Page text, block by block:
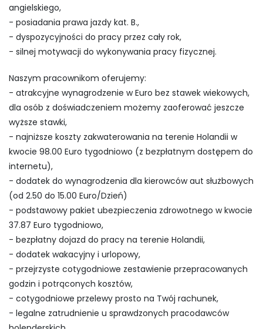
angielskiego,
- posiadania prawa jazdy kat. B.,
- dyspozycyjności do pracy przez cały rok,
- silnej motywacji do wykonywania pracy fizycznej.
Naszym pracownikom oferujemy:
- atrakcyjne wynagrodzenie w Euro bez stawek wiekowych,
dla osób z doświadczeniem możemy zaoferować jeszcze
wyższe stawki,
- najniższe koszty zakwaterowania na terenie Holandii w
kwocie 98.00 Euro tygodniowo (z bezpłatnym dostępem do
internetu),
- dodatek do wynagrodzenia dla kierowców aut służbowych
(od 2.50 do 15.00 Euro/Dzień)
- podstawowy pakiet ubezpieczenia zdrowotnego w kwocie
37.87 Euro tygodniowo,
- bezpłatny dojazd do pracy na terenie Holandii,
- dodatek wakacyjny i urlopowy,
- przejrzyste cotygodniowe zestawienie przepracowanych
godzin i potrąconych kosztów,
- cotygodniowe przelewy prosto na Twój rachunek,
- legalne zatrudnienie u sprawdzonych pracodawców